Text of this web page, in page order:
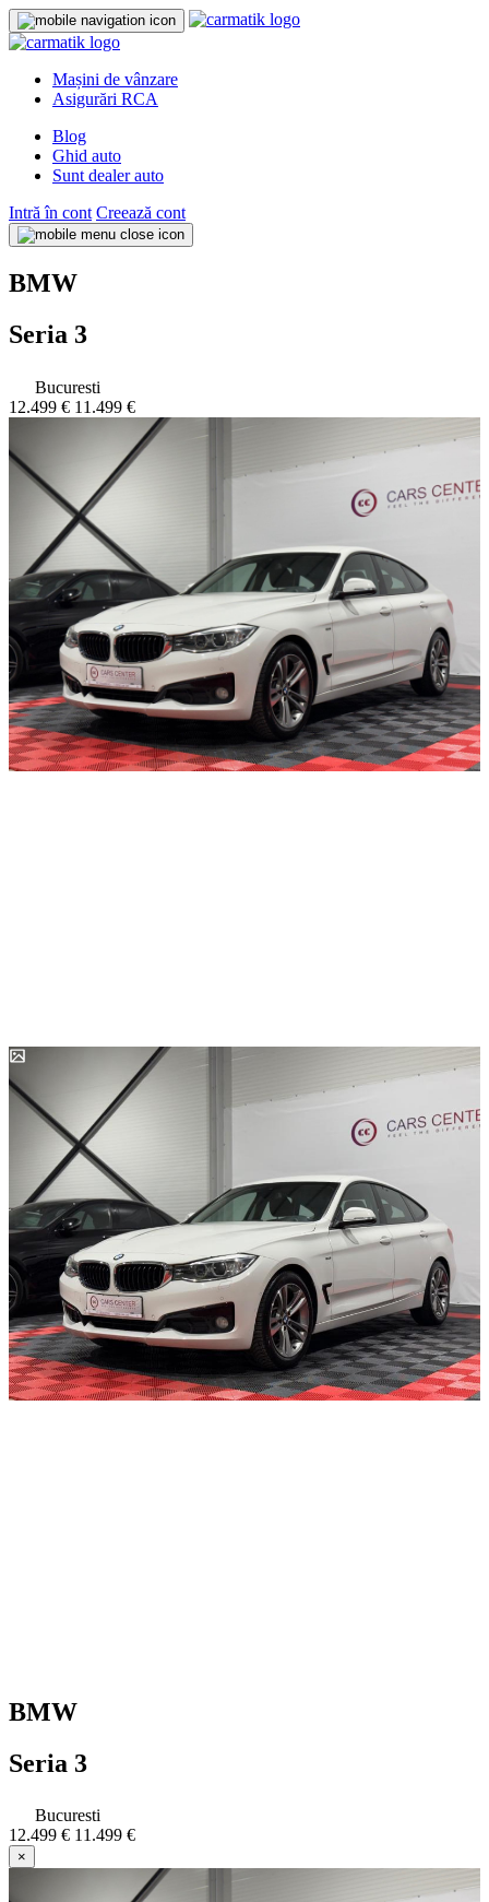
Mașini de vânzare
Asigurări RCA
Blog
Ghid auto
Sunt dealer auto
Intră în cont Creează cont
BMW
Seria 3
Bucuresti
12.499 € 11.499 €
BMW
Seria 3
Bucuresti
12.499 € 11.499 €
×